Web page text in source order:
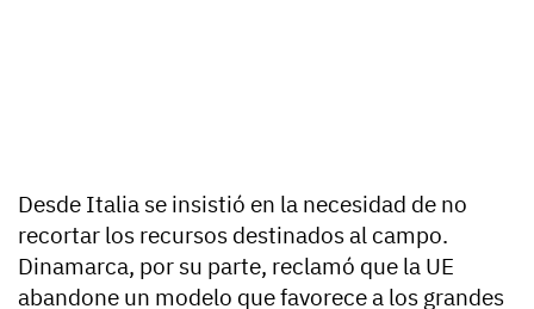
Desde Italia se insistió en la necesidad de no
recortar los recursos destinados al campo.
Dinamarca, por su parte, reclamó que la UE
abandone un modelo que favorece a los grandes